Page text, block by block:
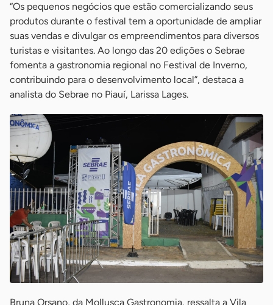
“Os pequenos negócios que estão comercializando seus
produtos durante o festival tem a oportunidade de ampliar
suas vendas e divulgar os empreendimentos para diversos
turistas e visitantes. Ao longo das 20 edições o Sebrae
fomenta a gastronomia regional no Festival de Inverno,
contribuindo para o desenvolvimento local”, destaca a
analista do Sebrae no Piauí, Larissa Lages.
Bruna Orsano, da Mollusca Gastronomia, ressalta a Vila